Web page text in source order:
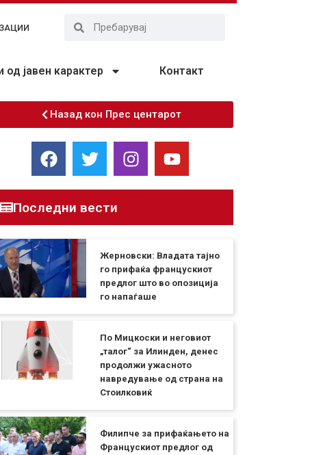
јавен карактер Контакт
Назад кон Прес центарот
Последни вести
Жерновски: Владата тајно
го прифаќа францускиот
предлог што во опозиција
го напаѓаше
По Мицкоски и неговиот
„талог“ за Илинден, денес
продолжи ужасното
навредување од страна на
Стоилковиќ
Филипче за прифаќањето на
Францускиот предлог од